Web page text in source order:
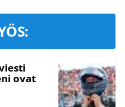
ovat